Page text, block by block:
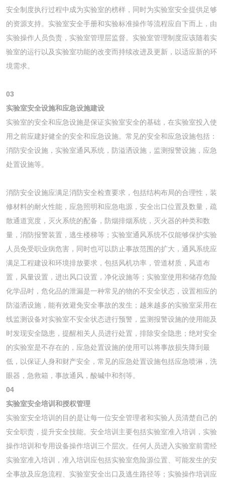
安全制度执行过程中成为实验室的榜样，同时为实验室安全提供足够
的资源支持。实验室安全手册和实验标准操作等流程应自下而上，由
实验操作人员负责，实验室管理层监督。实验室管理制度应该随着实
验室的运行以及实验室功能的改变而持续改进及更新，以适应新的环
境需求。
03
实验室安全设施和应急设施建设
实验室的安全和应急设施是保证实验室安全的基础，在实验室投入使
用之前应建好健全的安全和应急设施。常见的安全和应急设施包括：
消防安全设施，实验室通风系统，防溢洒设施，监测报警设施，应急
处置设施等。
消防安全设施应满足消防安全检查要求，包括结构布局的合理性，装
修材料的耐火性能，应急照明和应急电源，安全出口位置及数量，疏
散通道宽度，灭火系统的配备，防烟排烟系统，灭火器的种类和数
量，消防报警装置，逃生楼梯等；实验室通风系统不仅能够保护实验
人员免受职业病危害，同时也可以防止事故范围的扩大，通风系统应
满足工程建设和环境排放要求，包括风机功率，管道材质，风道布
置，风量设置，进出风口设置，净化设施等；实验室使用和储存危险
化学品时，危化品的泄漏是一种常见的物的不安全状态，设置相应的
防溢洒设施，能有效避免安全事故的发生；越来越多的实验室采用在
线监测设备对实验室不安全状态进行预警，监测报警设施的使用能及
时发现安全隐患，提醒相关人员进行处置，排除安全隐患；绝对安全
的实验室是不存在的，应急处置设施的使用可以将事故损失降到最
低，以保证人身和财产安全，常见的应急处置设施包括应急喷淋，洗
眼器，急救箱，事故通风，酸碱中和剂等。
04
实验室安全培训和授权管理
实验室安全培训的目的是让每一位安全管理者和实验人员清楚自己的
安全职责，提升安全技能。安全培训主要包括实验室准入培训，实验
操作培训和专用设备操作培训三个层次。任何人员进入实验室前需经
实验室准入培训，准入培训应包括实验室危险源位置、可能发生的安
全事故及应急流程、实验室安全出口及逃生路径等；实验操作培训应